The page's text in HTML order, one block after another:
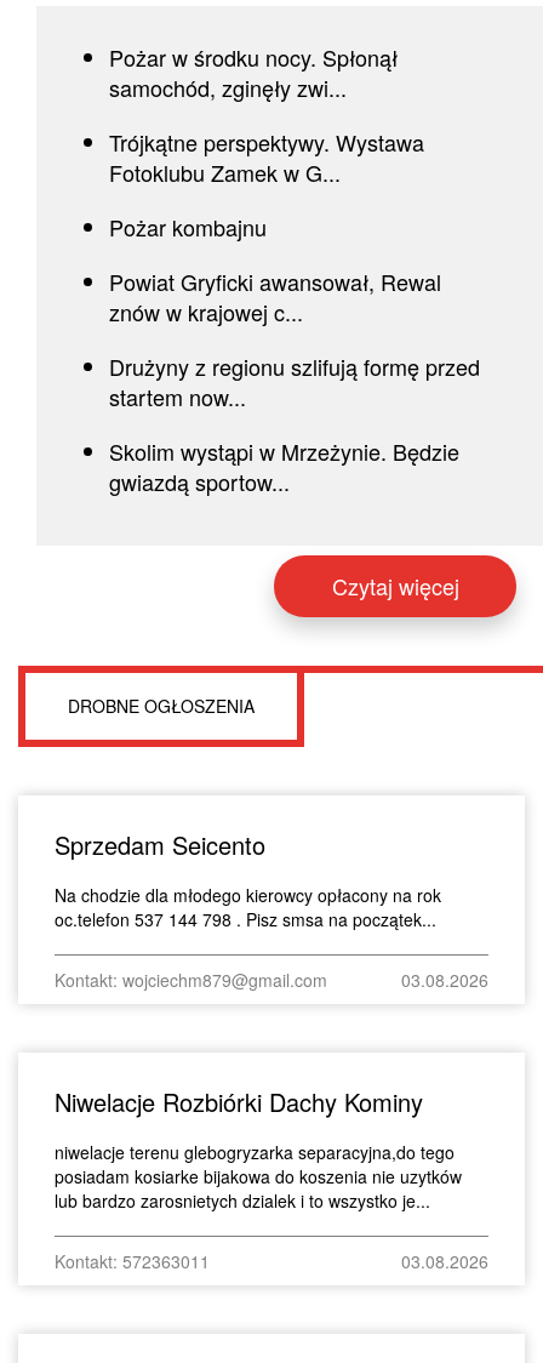
Pożar w środku nocy. Spłonął
samochód, zginęły zwi...
Trójkątne perspektywy. Wystawa
Fotoklubu Zamek w G...
Pożar kombajnu
Powiat Gryficki awansował, Rewal
znów w krajowej c...
Drużyny z regionu szlifują formę przed
startem now...
Skolim wystąpi w Mrzeżynie. Będzie
gwiazdą sportow...
Czytaj więcej
DROBNE OGŁOSZENIA
Sprzedam Seicento
Na chodzie dla młodego kierowcy opłacony na rok
oc.telefon 537 144 798 . Pisz smsa na początek...
Kontakt: wojciechm879@gmail.com 03.08.2026
Niwelacje Rozbiórki Dachy Kominy
niwelacje terenu glebogryzarka separacyjna,do tego
posiadam kosiarke bijakowa do koszenia nie uzytków
lub bardzo zarosnietych dzialek i to wszystko je...
Kontakt: 572363011 03.08.2026